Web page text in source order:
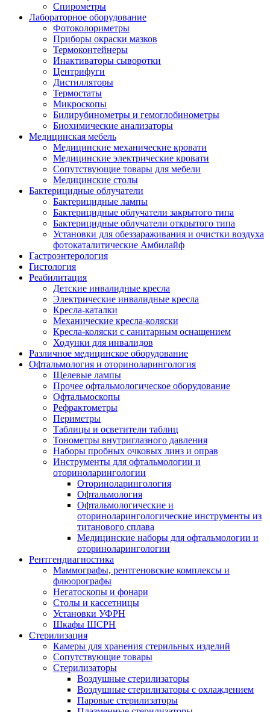
Спирометры
Лабораторное оборудование
Фотоколориметры
Приборы окраски мазков
Термоконтейнеры
Инактиваторы сыворотки
Центрифуги
Дистилляторы
Термостаты
Микроскопы
Билирубинометры и гемоглобинометры
Биохимические анализаторы
Медицинская мебель
Медицинские механические кровати
Медицинские электрические кровати
Сопутствующие товары для мебели
Медицинские столы
Бактерицидные облучатели
Бактерицидные лампы
Бактерицидные облучатели закрытого типа
Бактерицидные облучатели открытого типа
Установки для обеззараживания и очистки воздуха
фотокаталитические Амбилайф
Гастроэнтерология
Гистология
Реабилитация
Детские инвалидные кресла
Электрические инвалидные кресла
Кресла-каталки
Механические кресла-коляски
Кресла-коляски с санитарным оснащением
Ходунки для инвалидов
Различное медицинское оборудование
Офтальмология и оториноларингология
Щелевые лампы
Прочее офтальмологическое оборудование
Офтальмоскопы
Рефрактометры
Периметры
Таблицы и осветители таблиц
Тонометры внутриглазного давления
Наборы пробных очковых линз и оправ
Инструменты для офтальмологии и
оториноларингологии
Оториноларингология
Офтальмология
Офтальмологические и
оториноларингологические инструменты из
титанового сплава
Медицинские наборы для офтальмологии и
оториноларингологии
Рентгендиагностика
Маммографы, рентгеновские комплексы и
флюорографы
Негатоскопы и фонари
Столы и кассетницы
Установки УФРН
Шкафы ШСРН
Стерилизация
Камеры для хранения стерильных изделий
Сопутствующие товары
Стерилизаторы
Воздушные стерилизаторы
Воздушные стерилизаторы с охлаждением
Паровые стерилизаторы